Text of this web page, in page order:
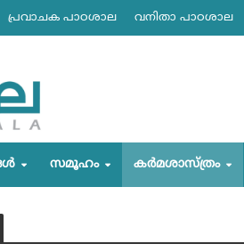
പ്രവാചക പാഠശാല വനിതാ പാഠശാല
സമൂഹം കര്‍മശാസ്ത്രം